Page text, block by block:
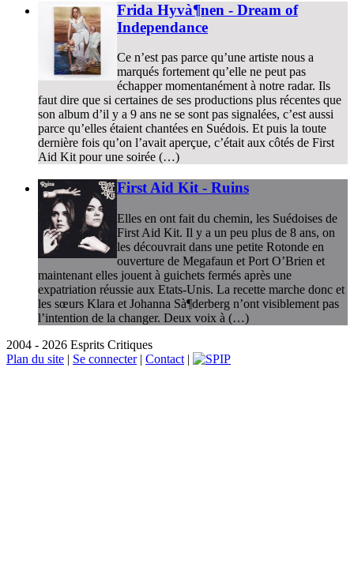
Frida Hyvà¶nen - Dream of
Independance
Ce n’est pas parce qu’une artiste nous a
marqués fortement qu’elle ne peut pas
échapper momentanément à notre radar. Ils
faut dire que si certaines de ses productions plus récentes que
son album d’il y a 9 ans ne se sont pas signalées, c’est aussi
parce qu’elles étaient chantées en Suédois. Et puis la toute
dernière fois qu’on l’avait aperçue, c’était aux côtés de First
Aid Kit pour une soirée (…)
First Aid Kit - Ruins
Elles en ont fait du chemin, les Suédoises de
First Aid Kit. Il y a un peu plus de 8 ans, on
les découvrait dans une petite Rotonde en
ouverture de Megafaun et Port O’Brien et
maintenant elles jouent à guichets fermés après une
expatriation réussie aux Etats-Unis. La recette marche donc et
les sœurs Klara et Johanna Sà¶derberg n’ont visiblement pas
l’intention de la changer. Deux voix à (…)
2004 - 2026 Esprits Critiques
Plan du site | Se connecter| Contact |